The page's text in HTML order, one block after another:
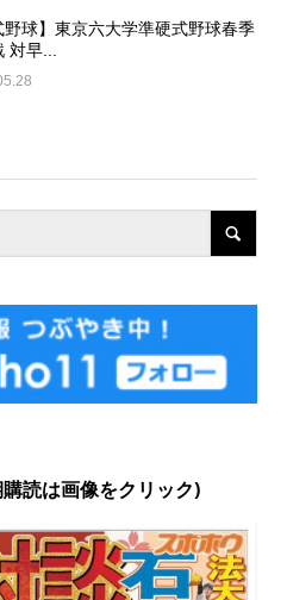
野球】東京六大学準硬式野球春季
対早...
読は画像をクリック)